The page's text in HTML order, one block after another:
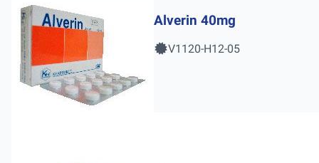
Alverin 40mg
V1120-H12-05